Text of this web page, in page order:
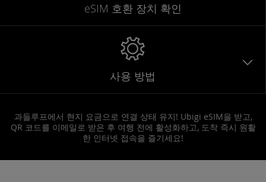
eSIM 호환 장치 확인
사용 방법
과들루프에서 현지 요금으로 연결 상태 유지! Ubigi eSIM을 받고,
QR 코드를 이메일로 받은 후 여행 전에 활성화하고, 도착 즉시 원활
한 인터넷 접속을 즐기세요!